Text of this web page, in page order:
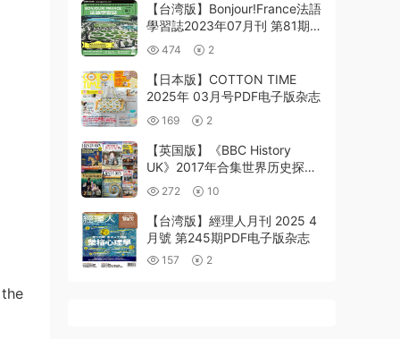
【台湾版】Bonjour!France法語
學習誌2023年07月刊 第81期
PDF电子版下载
474 2
【日本版】COTTON TIME
2025年 03月号PDF电子版杂志
169 2
【英国版】《BBC History
UK》2017年合集世界历史探索
研究历史故事生活研究读物pdf
杂志（17本）
272 10
【台湾版】經理人月刊 2025 4
月號 第245期PDF电子版杂志
157 2